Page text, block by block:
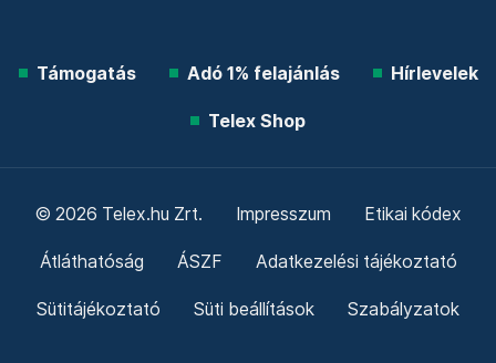
Támogatás Adó 1% felajánlás Hírlevelek
Telex Shop
© 2026 Telex.hu Zrt. Impresszum Etikai kódex
Átláthatóság ÁSZF Adatkezelési tájékoztató
Sütitájékoztató Süti beállítások Szabályzatok